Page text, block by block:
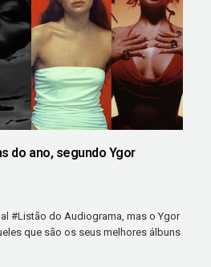
do ano, segundo Ygor
#Listão do Audiograma, mas o Ygor
que são os seus melhores álbuns